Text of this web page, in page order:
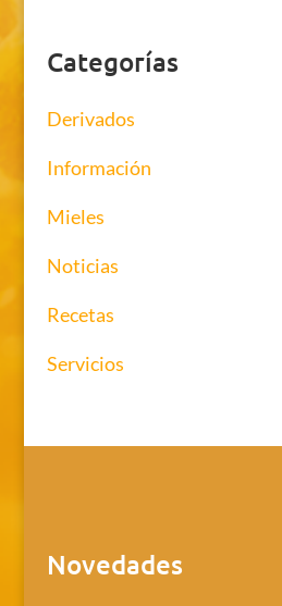
Categorías
Derivados
Información
Mieles
Noticias
Recetas
Servicios
Novedades